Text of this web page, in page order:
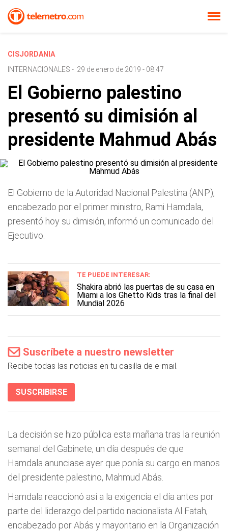
CISJORDANIA
INTERNACIONALES - 29 de enero de 2019 - 08:47
El Gobierno palestino
presentó su dimisión al
presidente Mahmud Abás
El Gobierno de la Autoridad Nacional Palestina (ANP),
encabezado por el primer ministro, Rami Hamdala,
presentó hoy su dimisión, informó un comunicado del
Ejecutivo.
TE PUEDE INTERESAR:
Shakira abrió las puertas de su casa en
Miami a los Ghetto Kids tras la final del
Mundial 2026
Suscríbete a nuestro newsletter
Recibe todas las noticias en tu casilla de e-mail.
SUSCRIBIRSE
La decisión se hizo pública esta mañana tras la reunión
semanal del Gabinete, un día después de que
Hamdala anunciase ayer que ponía su cargo en manos
del presidente palestino, Mahmud Abás.
Hamdala reaccionó así a la exigencia el día antes por
parte del liderazgo del partido nacionalista Al Fatah,
encabezado por Abás y mayoritario en la Organización